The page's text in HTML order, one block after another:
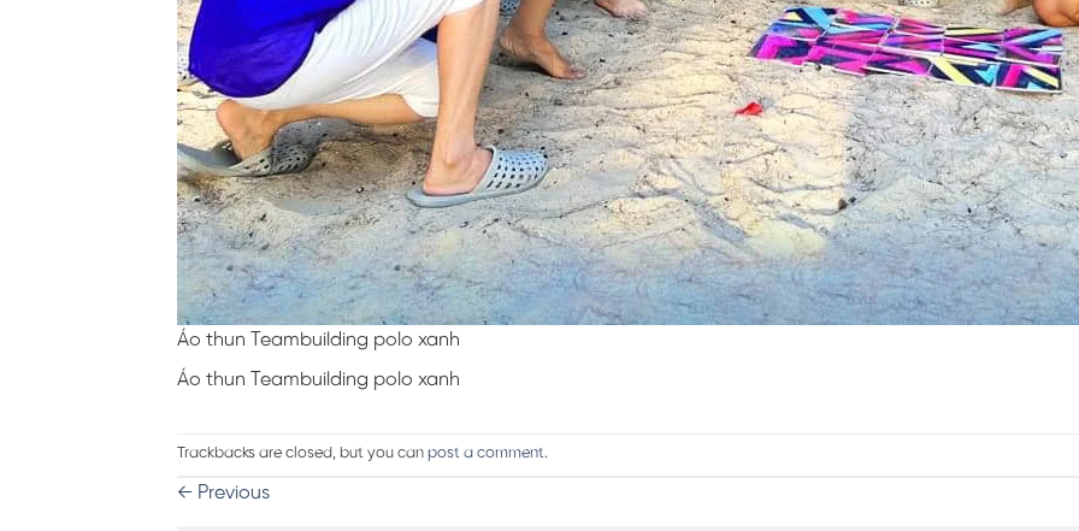
Áo thun Teambuilding polo xanh
Áo thun Teambuilding polo xanh
Trackbacks are closed, but you can post a comment.
← Previous